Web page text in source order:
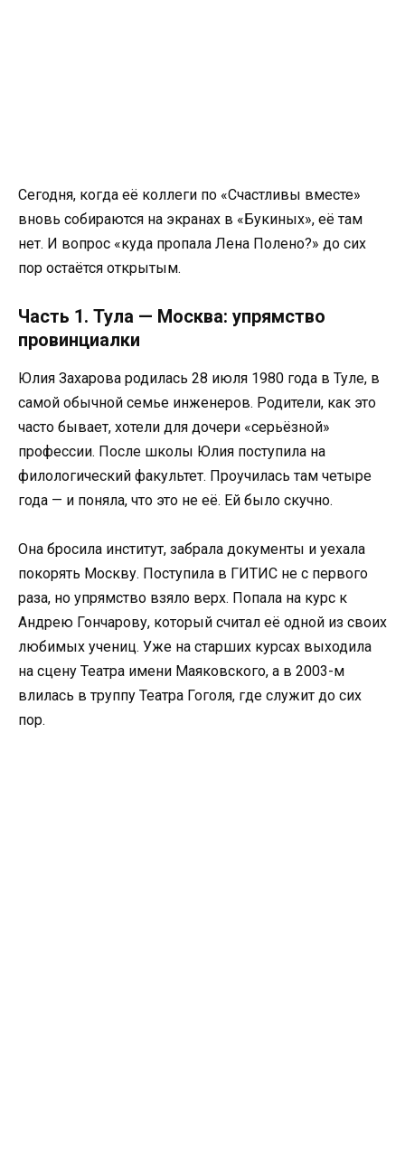
Сегодня, когда её коллеги по «Счастливы вместе»
вновь собираются на экранах в «Букиных», её там
нет. И вопрос «куда пропала Лена Полено?» до сих
пор остаётся открытым.
Часть 1. Тула — Москва: упрямство
провинциалки
Юлия Захарова родилась 28 июля 1980 года в Туле, в
самой обычной семье инженеров. Родители, как это
часто бывает, хотели для дочери «серьёзной»
профессии. После школы Юлия поступила на
филологический факультет. Проучилась там четыре
года — и поняла, что это не её. Ей было скучно.
Она бросила институт, забрала документы и уехала
покорять Москву. Поступила в ГИТИС не с первого
раза, но упрямство взяло верх. Попала на курс к
Андрею Гончарову, который считал её одной из своих
любимых учениц. Уже на старших курсах выходила
на сцену Театра имени Маяковского, а в 2003-м
влилась в труппу Театра Гоголя, где служит до сих
пор.